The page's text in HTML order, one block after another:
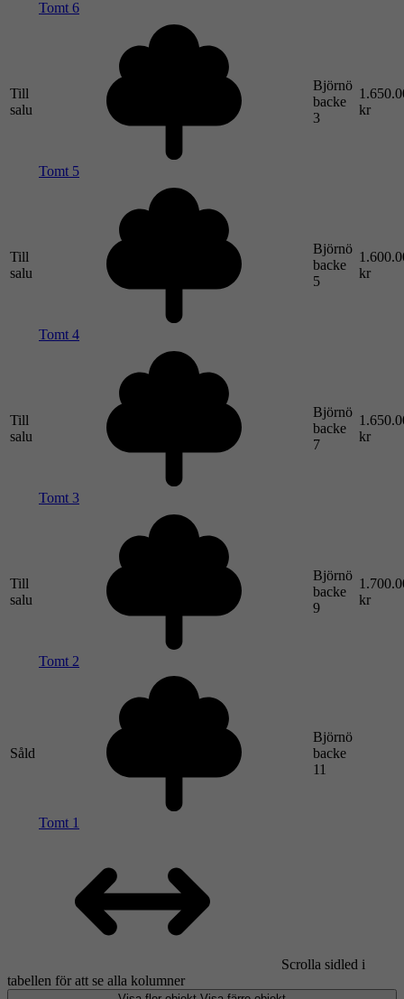
Tomt 6
Till
salu
Tomt 5
Björnö
backe
3
kr
Till
salu
Tomt 4
Björnö
backe
5
kr
Till
salu
Tomt 3
Björnö
backe
7
kr
Till
salu
Tomt 2
Björnö
backe
9
kr
Såld
Tomt 1
Björnö
backe
11
Scrolla sidled i
tabellen för att se alla kolumner